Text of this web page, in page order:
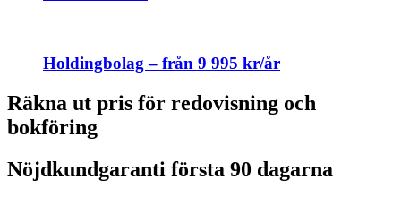
Holdingbolag – från 9 995 kr/år
Räkna ut pris för redovisning och
bokföring
Nöjdkundgaranti första 90 dagarna